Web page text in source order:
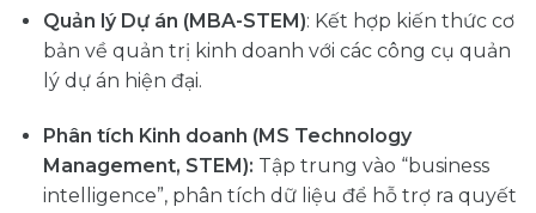
Quản lý Dự án (MBA-STEM): Kết hợp kiến thức cơ
bản về quản trị kinh doanh với các công cụ quản
lý dự án hiện đại.
Phân tích Kinh doanh (MS Technology
Management, STEM): Tập trung vào “business
intelligence”, phân tích dữ liệu để hỗ trợ ra quyết